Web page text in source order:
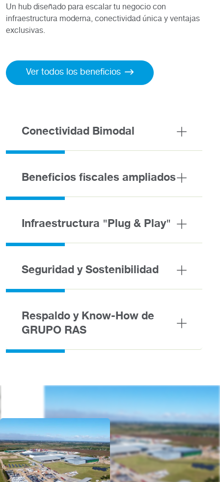
Un hub diseñado para escalar tu negocio con
infraestructura moderna, conectividad única y ventajas
exclusivas.
Ver todos los beneficios
Conectividad Bimodal
Beneficios fiscales ampliados
Infraestructura "Plug & Play"
Seguridad y Sostenibilidad
Respaldo y Know-How de
GRUPO RAS
Imagen
Imagen